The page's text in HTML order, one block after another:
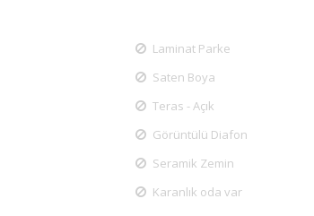
Laminat Parke
Saten Boya
Teras - Açık
Görüntülü Diafon
Seramik Zemin
Karanlık oda var